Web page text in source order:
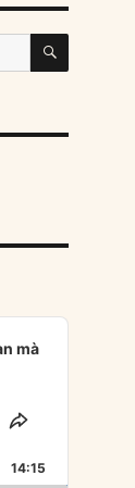
SEARCH
mà
SHARE
EPISODE
14:15